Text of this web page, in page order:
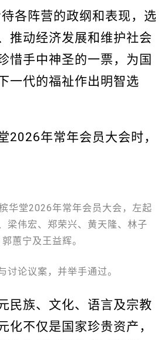
各阵营的政纲和表现，选
推动经济发展和维护社会
惜手中神圣的一票，为国
一代的福祉作出明智选
2026年常年会员大会时，
华堂2026年常年会员大会，左起
梁伟宏、郑荣兴、黄天隆、林子
蕙宁及王益辉。
讨论议案，并举手通过。
民族、文化、语言及宗教
化不仅是国家珍贵资产，